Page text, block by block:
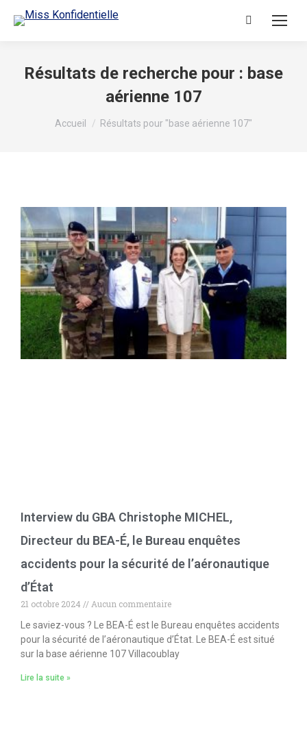
Résultats de recherche pour : base
aérienne 107
Vous êtes ici :
Accueil Résultats pour "base aérienne 107"
Interview du GBA Christophe MICHEL,
Directeur du BEA-É, le Bureau enquêtes
accidents pour la sécurité de l’aéronautique
d’État
21 octobre 2024
Aucun commentaire
Le saviez-vous ? Le BEA-É est le Bureau enquêtes accidents
pour la sécurité de l’aéronautique d’État. Le BEA-É est situé
sur la base aérienne 107 Villacoublay
Lire la suite »